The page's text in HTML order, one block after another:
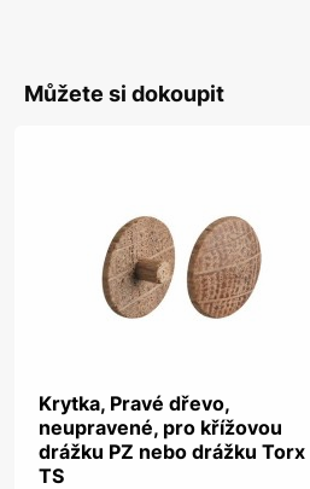
Můžete si dokoupit
Krytka, Pravé dřevo,
neupravené, pro křížovou
drážku PZ nebo drážku Torx
TS